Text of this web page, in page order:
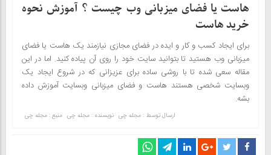
هاست یا فضای میزبانی وب چیست ؟ آموزش نحوه
خرید هاست
برای ایجاد کسب و کار و ایده در فضای مجازی نیازمند یک هاست یا فضای
میزبانی وب هستید تا بتوانید سایت خود را روی آن پیاده کنید. اما در این
مقاله سعی شده تا با روشی ساده برای عزیزانی که در شروع ایجاد یک
وبسایت شخصی هستند هاست و فضای میزبانی وبسایت آموزش داده
بشه.
ارسال توسط : مجله چی نویسنده : مجله چی منبع : مجله چی